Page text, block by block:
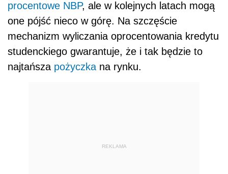
procentowe NBP, ale w kolejnych latach mogą
one pójść nieco w górę. Na szczęście
mechanizm wyliczania oprocentowania kredytu
studenckiego gwarantuje, że i tak będzie to
najtańsza pożyczka na rynku.
REKLAMA